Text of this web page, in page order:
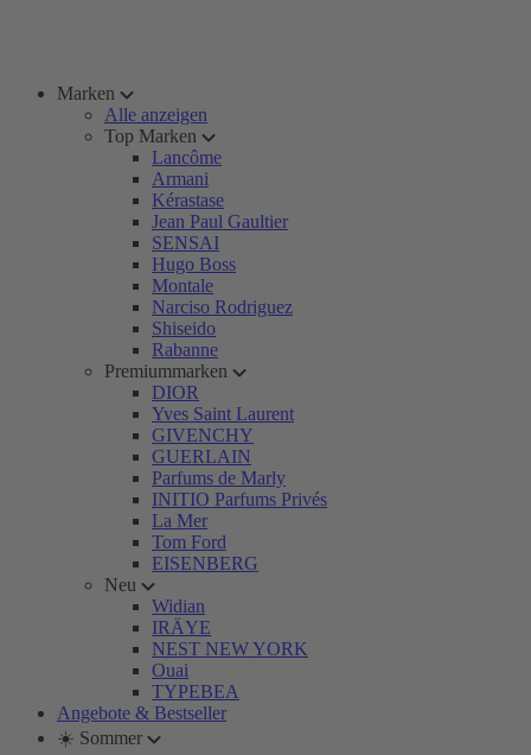
Marken
Alle anzeigen
Top Marken
Lancôme
Armani
Kérastase
Jean Paul Gaultier
SENSAI
Hugo Boss
Montale
Narciso Rodriguez
Shiseido
Rabanne
Premiummarken
DIOR
Yves Saint Laurent
GIVENCHY
GUERLAIN
Parfums de Marly
INITIO Parfums Privés
La Mer
Tom Ford
EISENBERG
Neu
Widian
IRÄYE
NEST NEW YORK
Ouai
TYPEBEA
Angebote & Bestseller
☀️ Sommer